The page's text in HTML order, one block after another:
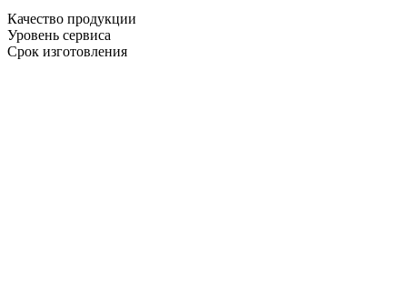
Качество продукции
Уровень сервиса
Срок изготовления